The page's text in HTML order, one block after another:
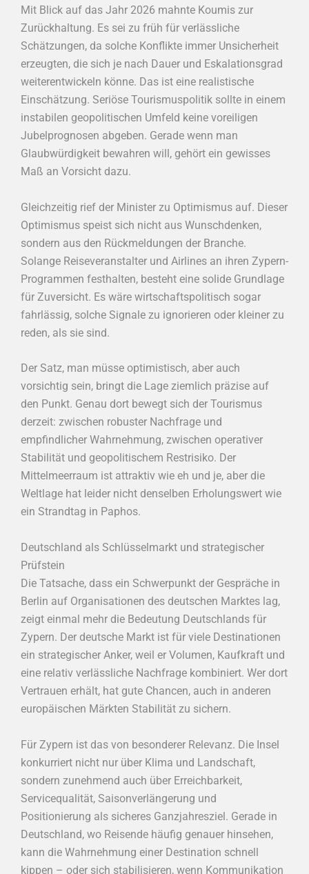
Mit Blick auf das Jahr 2026 mahnte Koumis zur
Zurückhaltung. Es sei zu früh für verlässliche
Schätzungen, da solche Konflikte immer Unsicherheit
erzeugten, die sich je nach Dauer und Eskalationsgrad
weiterentwickeln könne. Das ist eine realistische
Einschätzung. Seriöse Tourismuspolitik sollte in einem
instabilen geopolitischen Umfeld keine voreiligen
Jubelprognosen abgeben. Gerade wenn man
Glaubwürdigkeit bewahren will, gehört ein gewisses
Maß an Vorsicht dazu.
Gleichzeitig rief der Minister zu Optimismus auf. Dieser
Optimismus speist sich nicht aus Wunschdenken,
sondern aus den Rückmeldungen der Branche.
Solange Reiseveranstalter und Airlines an ihren Zypern-
Programmen festhalten, besteht eine solide Grundlage
für Zuversicht. Es wäre wirtschaftspolitisch sogar
fahrlässig, solche Signale zu ignorieren oder kleiner zu
reden, als sie sind.
Der Satz, man müsse optimistisch, aber auch
vorsichtig sein, bringt die Lage ziemlich präzise auf
den Punkt. Genau dort bewegt sich der Tourismus
derzeit: zwischen robuster Nachfrage und
empfindlicher Wahrnehmung, zwischen operativer
Stabilität und geopolitischem Restrisiko. Der
Mittelmeerraum ist attraktiv wie eh und je, aber die
Weltlage hat leider nicht denselben Erholungswert wie
ein Strandtag in Paphos.
Deutschland als Schlüsselmarkt und strategischer
Prüfstein
Die Tatsache, dass ein Schwerpunkt der Gespräche in
Berlin auf Organisationen des deutschen Marktes lag,
zeigt einmal mehr die Bedeutung Deutschlands für
Zypern. Der deutsche Markt ist für viele Destinationen
ein strategischer Anker, weil er Volumen, Kaufkraft und
eine relativ verlässliche Nachfrage kombiniert. Wer dort
Vertrauen erhält, hat gute Chancen, auch in anderen
europäischen Märkten Stabilität zu sichern.
Für Zypern ist das von besonderer Relevanz. Die Insel
konkurriert nicht nur über Klima und Landschaft,
sondern zunehmend auch über Erreichbarkeit,
Servicequalität, Saisonverlängerung und
Positionierung als sicheres Ganzjahresziel. Gerade in
Deutschland, wo Reisende häufig genauer hinsehen,
kann die Wahrnehmung einer Destination schnell
kippen – oder sich stabilisieren, wenn Kommunikation